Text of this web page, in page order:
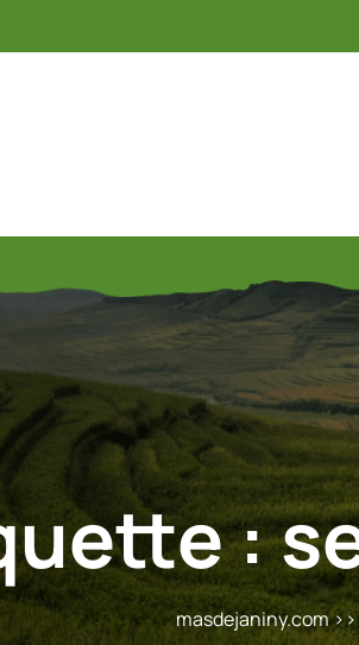
:
masdejaniny.com>>